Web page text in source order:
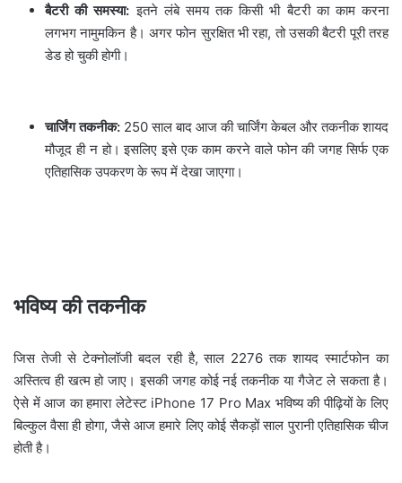
बैटरी की समस्या:इतने लंबे समय तक किसी भी बैटरी का काम करना
लगभग नामुमकिन है। अगर फोन सुरक्षित भी रहा, तो उसकी बैटरी पूरी तरह
डेड हो चुकी होगी।
चार्जिंग तकनीक: 250 साल बाद आज की चार्जिंग केबल और तकनीक शायद
मौजूद ही न हो। इसलिए इसे एक काम करने वाले फोन की जगह सिर्फ एक
एतिहासिक उपकरण के रूप में देखा जाएगा।
भविष्य की तकनीक
जिस तेजी से टेक्नोलॉजी बदल रही है, साल 2276 तक शायद स्मार्टफोन का
अस्तित्व ही खत्म हो जाए। इसकी जगह कोई नई तकनीक या गैजेट ले सकता है।
ऐसे में आज का हमारा लेटेस्ट iPhone 17 Pro Max भविष्य की पीढ़ियों के लिए
बिल्कुल वैसा ही होगा, जैसे आज हमारे लिए कोई सैकड़ों साल पुरानी एतिहासिक चीज
होती है।